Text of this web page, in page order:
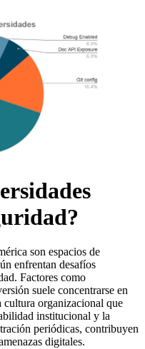
son espacios de
enfrentan desafíos
Factores como
suele concentrarse en
organizacional que
institucional y la
periódicas, contribuyen
digitales.